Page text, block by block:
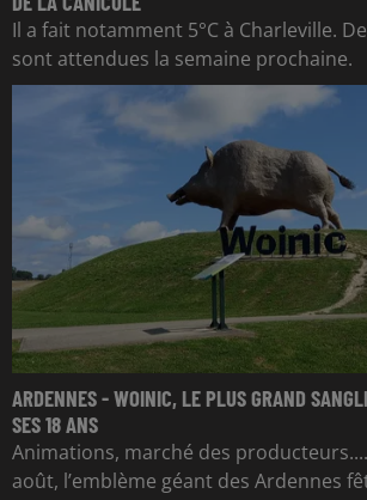
Il a fait notamment 5°C à Charleville.
sont attendues la semaine prochaine.
ARDENNES - WOINIC, LE PLUS GRAND
SES 18 ANS
Animations, marché des
août, l’emblème géant des Ardennes